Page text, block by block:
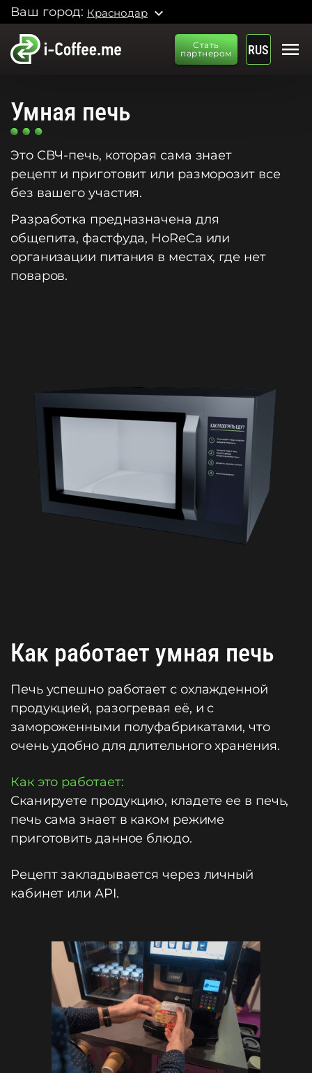
Ваш город: Краснодар expand_more
Стать
партнером
RUS menu
Умная печь
Это СВЧ-печь, которая сама знает
рецепт и приготовит или разморозит все
без вашего участия.
Разработка предназначена для
общепита, фастфуда, HoReCa или
организации питания в местах, где нет
поваров.
Как работает умная печь
Печь успешно работает с охлажденной
продукцией, разогревая её, и с
замороженными полуфабрикатами, что
очень удобно для длительного хранения.
Как это работает:
Сканируете продукцию, кладете ее в печь,
печь сама знает в каком режиме
приготовить данное блюдо.
Рецепт закладывается через личный
кабинет или API.